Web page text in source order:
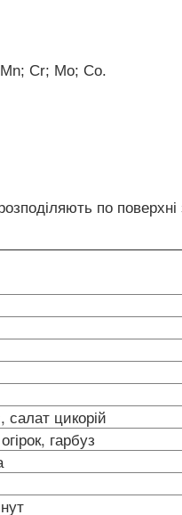
Cr; Mo; Co.
по
салат цикорій
гарбуз
нут